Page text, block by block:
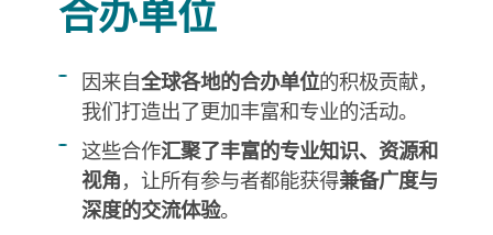
合办单位
因来自全球各地的合办单位的积极贡献，
我们打造出了更加丰富和专业的活动。
这些合作汇聚了丰富的专业知识、资源和
视角，让所有参与者都能获得兼备广度与
深度的交流体验。